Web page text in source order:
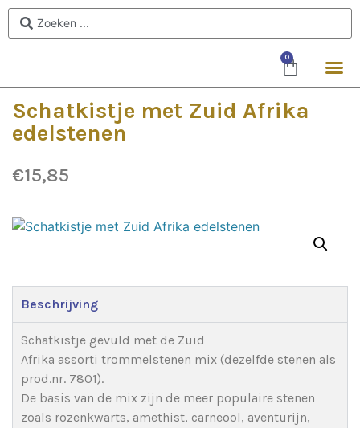
0
Schatkistje met Zuid Afrika
edelstenen
€15,85
Beschrijving
Schatkistje gevuld met de Zuid
Afrika assorti trommelstenen mix (dezelfde stenen als
prod.nr. 7801).
De basis van de mix zijn de meer populaire stenen
zoals rozenkwarts, amethist, carneool, aventurijn,